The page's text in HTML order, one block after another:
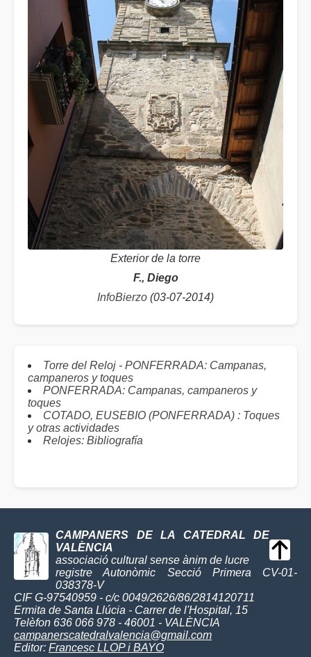
Exterior de la torre
F., Diego
InfoBierzo (03-07-2014)
Torre del Reloj - PONFERRADA: Campanas,
campaneros y toques
PONFERRADA: Campanas, campaneros y
toques
COTADO, EUSEBIO (PONFERRADA) : Toques
y otras actividades
Relojes: Bibliografía
CAMPANERS DE LA CATEDRAL DE
VALÈNCIA
associació cultural sense ànim de lucre
registre Autonòmic Secció Primera CV-01-
038378-V
CIF G-97540959 - c/c 0049/2626/86/2814120711
Ermita de Santa Llúcia - Carrer de l'Hospital, 15
Telèfon 636 066 978 - 46001 - VALÈNCIA
campanerscatedralvalencia@gmail.com
Editor: Francesc LLOP i BAYO